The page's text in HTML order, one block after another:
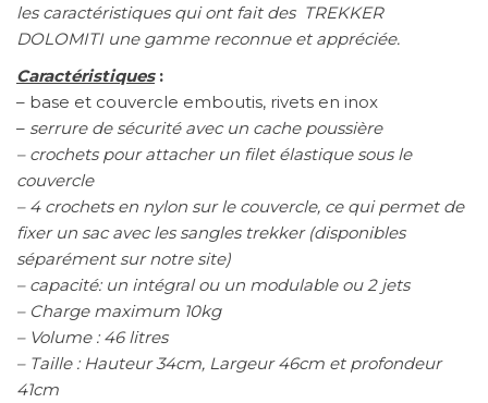
les caractéristiques qui ont fait des TREKKER
DOLOMITI une gamme reconnue et appréciée.
Caractéristiques :
– base et couvercle emboutis, rivets en inox
– serrure de sécurité avec un cache poussière
– crochets pour attacher un filet élastique sous le
couvercle
– 4 crochets en nylon sur le couvercle, ce qui permet de
fixer un sac avec les sangles trekker (disponibles
séparément sur notre site)
– capacité: un intégral ou un modulable ou 2 jets
– Charge maximum 10kg
– Volume : 46 litres
– Taille : Hauteur 34cm, Largeur 46cm et profondeur
41cm